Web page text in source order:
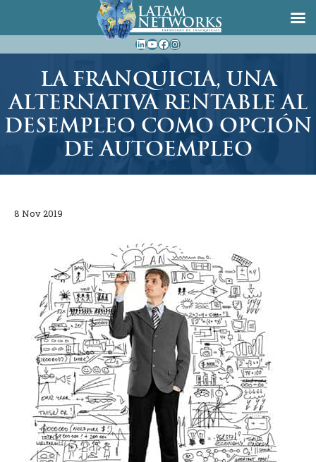
al
LinkedIn
YouTube
Facebook
Instagram
LA FRANQUICIA, UNA
ALTERNATIVA RENTABLE AL
DESEMPLEO COMO OPCIÓN
DE AUTOEMPLEO
8 Nov 2019